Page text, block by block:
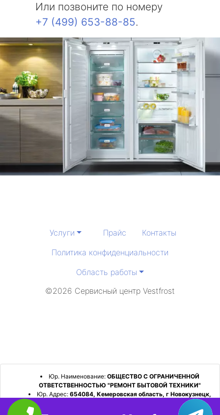
Или позвоните по номеру
+7 (499) 653-88-85.
Услуги Прайс
Контакты
Политика конфиденциальности
Область работы
©2026 Сервисный центр Vestfrost
Юр. Наименование: ОБЩЕСТВО С ОГРАНИЧЕННОЙ
ОТВЕТСТВЕННОСТЬЮ "РЕМОНТ БЫТОВОЙ ТЕХНИКИ"
Юр. Адрес: 654084, Кемеровская область, г Новокузнецк,
р-н Орджоникидзевский, пр-кт Шахтеров, д. 31, кв. 2